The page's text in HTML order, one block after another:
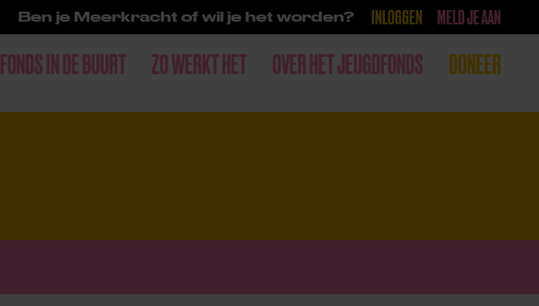
Ben je Meerkracht of wil je het worden? INLOGGEN MELD JE AAN
FONDS IN DE BUURT ZO WERKT HET OVER HET JEUGDFONDS DONEER